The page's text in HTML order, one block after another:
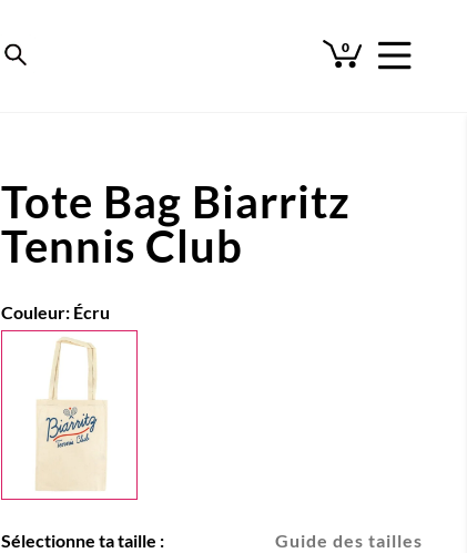
0
Tote Bag Biarritz
Tennis Club
Couleur: Écru
Guide des tailles
Sélectionne ta taille :